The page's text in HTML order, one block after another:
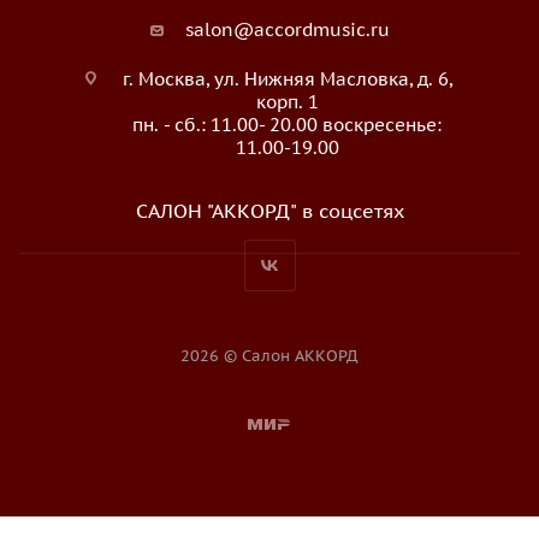
salon@accordmusic.ru
г. Москва, ул. Нижняя Масловка, д. 6,
корп. 1
пн. - сб.: 11.00- 20.00 воскресенье:
11.00-19.00
САЛОН "АККОРД" в соцсетях
2026 © Салон АККОРД